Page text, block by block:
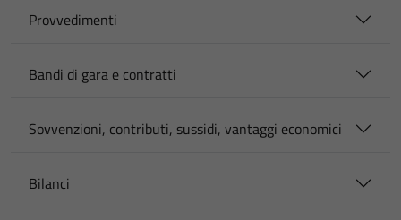
Provvedimenti
Bandi di gara e contratti
Sovvenzioni, contributi, sussidi, vantaggi economici
Bilanci